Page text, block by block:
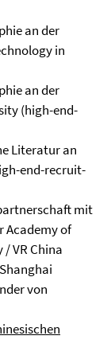
an der
in
an der
(high-end-
Literatur an
end-recruit-
mit
Academy of
VR China
von